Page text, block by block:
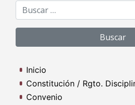
Buscar:
Inicio
Constitución / Rgto.
Convenio